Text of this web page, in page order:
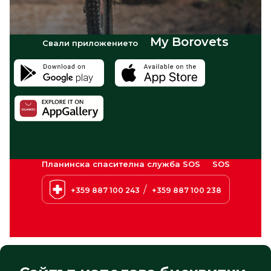
Свали приложението My Borovets
Планинска спасителна служба SOS SOS
+359 887 100 243 / +359 887 100 238